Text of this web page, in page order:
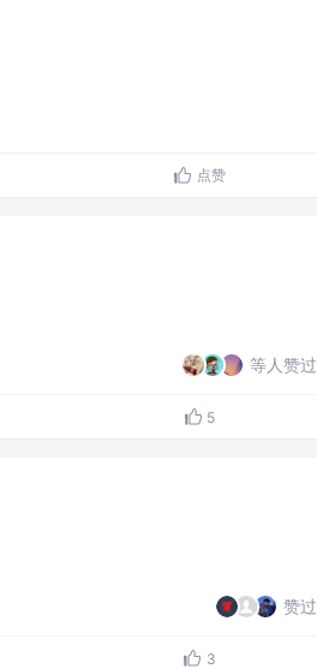
点赞
等人赞过
5
赞过
3